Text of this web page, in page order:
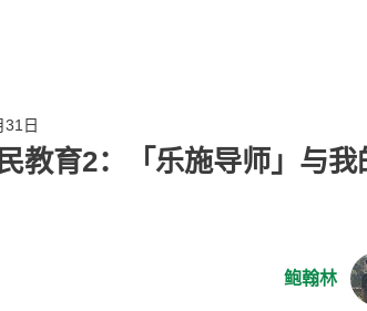
31日
教育2：「乐施导师」与我
鲍翰林